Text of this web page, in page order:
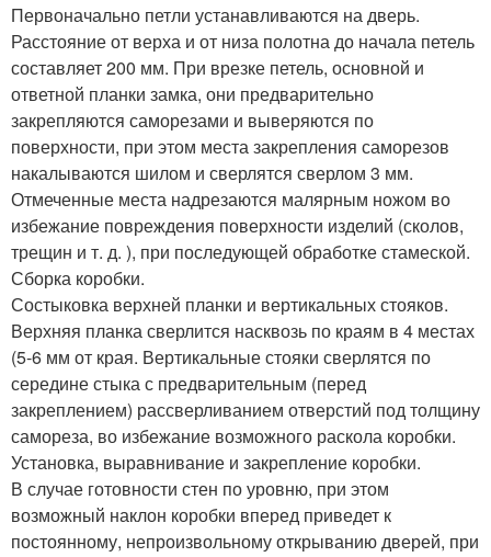
Первоначально петли устанавливаются на дверь.
Расстояние от верха и от низа полотна до начала петель
составляет 200 мм. При врезке петель, основной и
ответной планки замка, они предварительно
закрепляются саморезами и выверяются по
поверхности, при этом места закрепления саморезов
накалываются шилом и сверлятся сверлом 3 мм.
Отмеченные места надрезаются малярным ножом во
избежание повреждения поверхности изделий (сколов,
трещин и т. д. ), при последующей обработке стамеской.
Сборка коробки.
Состыковка верхней планки и вертикальных стояков.
Верхняя планка сверлится насквозь по краям в 4 местах
(5-6 мм от края. Вертикальные стояки сверлятся по
середине стыка с предварительным (перед
закреплением) рассверливанием отверстий под толщину
самореза, во избежание возможного раскола коробки.
Установка, выравнивание и закрепление коробки.
В случае готовности стен по уровню, при этом
возможный наклон коробки вперед приведет к
постоянному, непроизвольному открыванию дверей, при